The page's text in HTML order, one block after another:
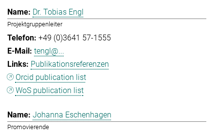
Dr. Tobias Engl
Projektgruppenleiter
+49 (0)3641 57-1555
tengl@...
Publikationsreferenzen
Orcid publication list
WoS publication list
Johanna Eschenhagen
Promovierende